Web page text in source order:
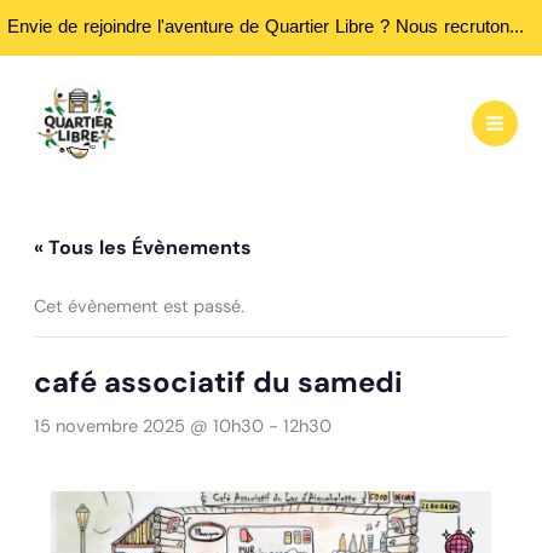
Envie de rejoindre l'aventure de Quartier Libre ? Nous recrutons des bénévoles ! Passez nous rencontrer aux heures d'ouvertures...
contenu
« Tous les Évènements
Cet évènement est passé.
café associatif du samedi
15 novembre 2025 @ 10h30- 12h30